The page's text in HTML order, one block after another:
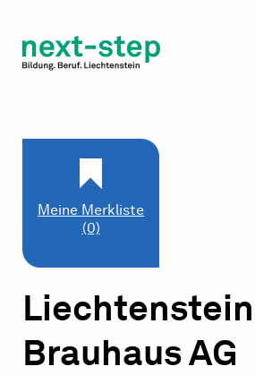
Beratung & Unterstützung
Brauhaus AG
Meine Merkliste
(0)